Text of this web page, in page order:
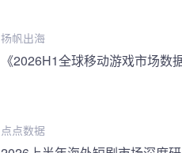
扬帆出海
《2026H1全球移动游戏市场数
点点数据